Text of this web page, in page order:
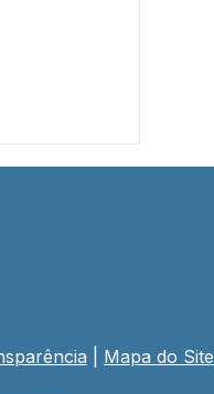
aos 34
Mapa do Site